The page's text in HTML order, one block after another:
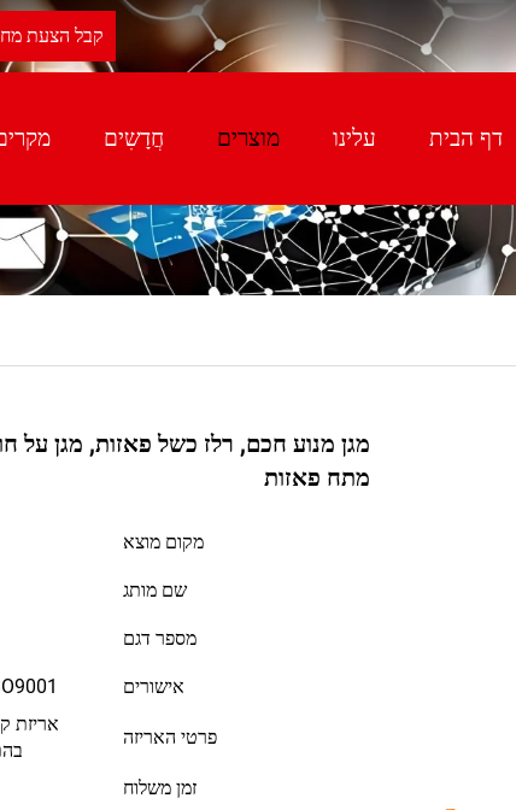
קבל הצעת
דף הבית עלינו מוצרים חֲדָשִים
מגן מנוע חכם, רלז כשל פאזות, מגן על
מתח פאזות
מקום מוצא
שם מותג
מספר דגם
אישורים
פרטי האריזה
אריזת
זמן משלוח